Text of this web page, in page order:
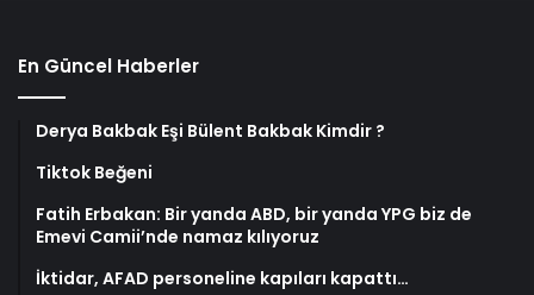
En Güncel Haberler
Derya Bakbak Eşi Bülent Bakbak Kimdir ?
Tiktok Beğeni
Fatih Erbakan: Bir yanda ABD, bir yanda YPG biz de
Emevi Camii’nde namaz kılıyoruz
İktidar, AFAD personeline kapıları kapattı…